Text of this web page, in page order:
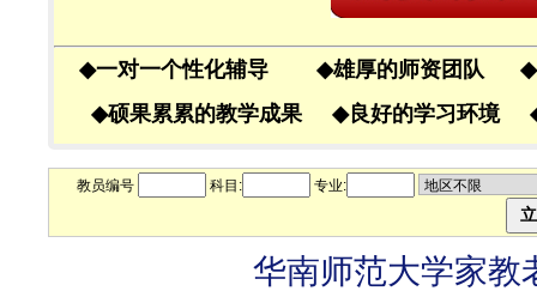
◆一对一个性化辅导 ◆雄厚的师资团队 ◆
◆硕果累累的教学成果 ◆良好的学习环境
教员编号 科目: 专业:
华南师范大学家